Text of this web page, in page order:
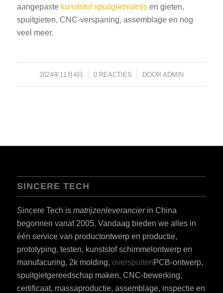
aangepaste kunststof spuitgietmatrijsen gieten,
spuitgieten, CNC-verspaning, assemblage en nog
veel meer.
2024年11月4日
/ 0 REACTIES
/ DOOR ADMIN
SINCERE TECH
Sincere Tech is matrijzenleverancierin China
begonnen vanaf 2005. Vandaag bieden we alles in
één service van productontwerp en productie,
prototyping, testen, kunststof schimmelontwerp en
manufacuring, 2k molding, overspuitenPCB-ontwerp,
spuitgietgereedschap maken, CNC-bewerking,
certificaat, massaproductie, assemblage, inspectie en